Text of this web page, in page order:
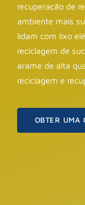
recuperação de
ambiente mais
lidam com lixo
reciclagem de
arame de alta
reciclagem e
OBTER UMA